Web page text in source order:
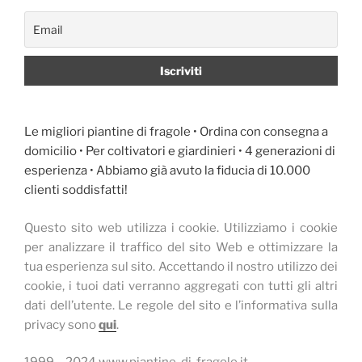
Le migliori piantine di fragole • Ordina con consegna a
domicilio • Per coltivatori e giardinieri • 4 generazioni di
esperienza • Abbiamo già avuto la fiducia di 10.000
clienti soddisfatti!
Questo sito web utilizza i cookie. Utilizziamo i cookie
per analizzare il traffico del sito Web e ottimizzare la
tua esperienza sul sito. Accettando il nostro utilizzo dei
cookie, i tuoi dati verranno aggregati con tutti gli altri
dati dell’utente. Le regole del sito e l’informativa sulla
privacy sonoqui.